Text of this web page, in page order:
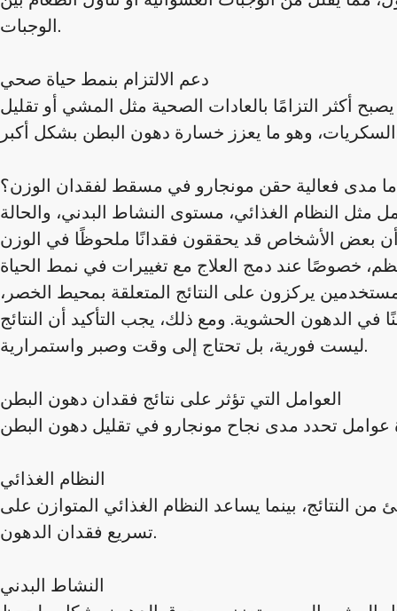
الوجبات.
دعم الالتزام بنمط حياة صحي
أكثر التزامًا بالعادات الصحية مثل المشي أو تقليل
ما مدى فعالية حقن مونجارو في مسقط لفقدان الوزن؟
النظام الغذائي، مستوى النشاط البدني، والحالة
أن بعض الأشخاص قد يحققون فقدانًا ملحوظًا في الوزن
يركزون على النتائج المتعلقة بمحيط الخصر،
الدهون الحشوية. ومع ذلك، يجب التأكيد أن النتائج
ليست فورية، بل تحتاج إلى وقت وصبر واستمرارية.
العوامل التي تؤثر على نتائج فقدان دهون البطن
النظام الغذائي
النتائج، بينما يساعد النظام الغذائي المتوازن على
تسريع فقدان الدهون.
النشاط البدني